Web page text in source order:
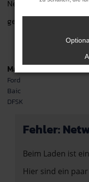
Neuwagen in der
geschaffen für den
Marken
Ford
Baic
DFSK
Fehler:
Beim Laden ist
Hier sind ein